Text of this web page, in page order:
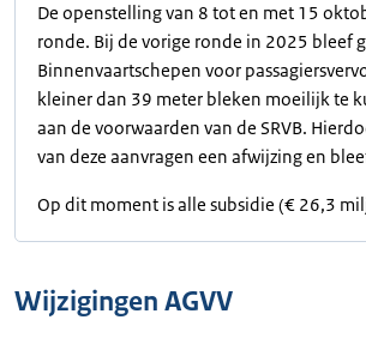
De openstelling van 8 tot en met 15
ronde. Bij de vorige ronde in 2025 bleef
Binnenvaartschepen voor
kleiner dan 39 meter bleken moeilijk te
aan de voorwaarden van de SRVB.
van deze aanvragen een afwijzing en
Op dit moment is alle subsidie (€ 26,3
Wijzigingen AGVV